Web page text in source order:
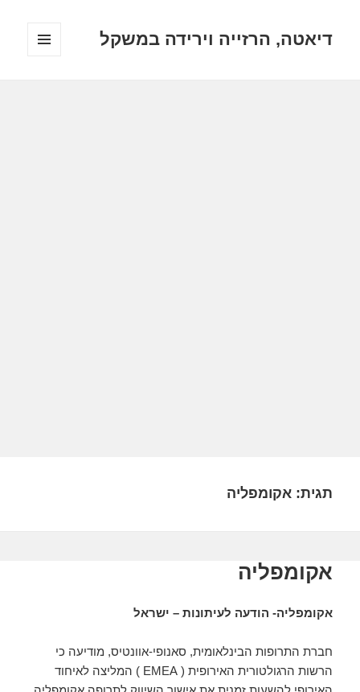
דיאטה, הרזייה וירידה במשקל
תגית:אקומפליה
אקומפליה
אקומפליה- הודעה לעיתונות – ישראל
חברת התרופות הבינלאומית, סאנופי-אוונטיס, מודיעה כי
הרשות הרגולטורית האירופית ( EMEA ) המליצה לאיחוד